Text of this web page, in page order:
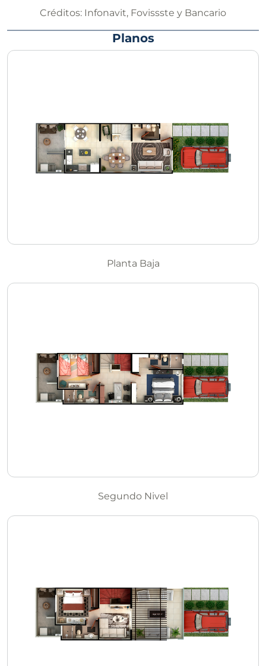
Créditos: Infonavit, Fovissste y Bancario
Planos
Planta Baja
Segundo Nivel